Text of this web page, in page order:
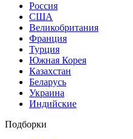
Россия
США
Великобритания
Франция
Турция
Южная Корея
Казахстан
Беларусь
Украина
Индийские
Подборки